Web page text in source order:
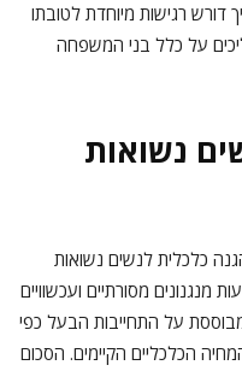
דורש רגישות מיוחדת לטובתו
על כלל בני המשפחה
נשואות
כלכלית לנשים נשואות
מסורתיים ועכשוויים
על התחייבות הבעל כפי
הכלכליים הקיימים. הסכום